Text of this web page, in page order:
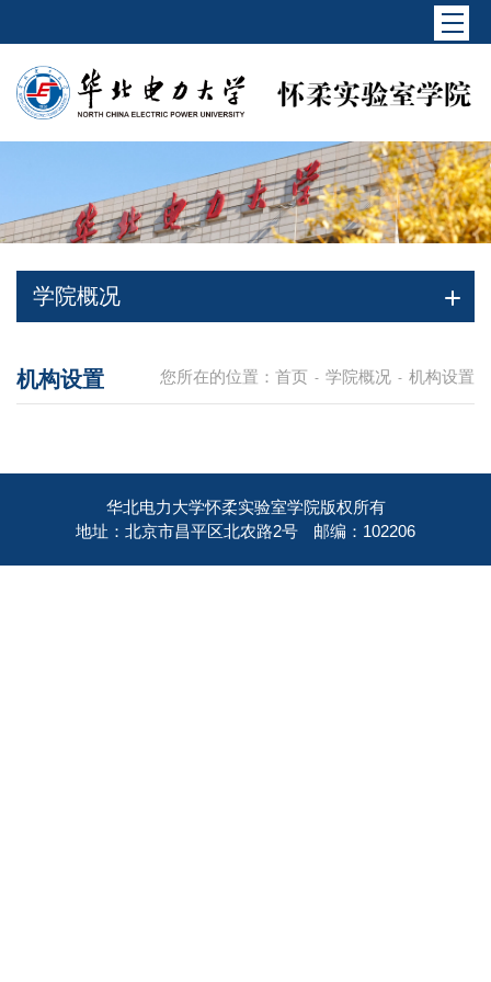
学院概况
您所在的位置： 首页 - 学院概况 - 机构设置
机构设置
华北电力大学怀柔实验室学院版权所有
地址：北京市昌平区北农路2号
邮编：102206